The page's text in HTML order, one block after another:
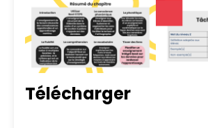
Télécharger